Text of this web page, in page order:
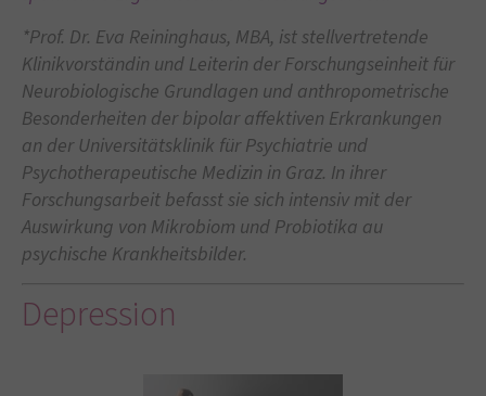
*Prof. Dr. Eva Reininghaus, MBA, ist stellvertretende
Klinikvorständin und Leiterin der Forschungseinheit für
Neurobiologische Grundlagen und anthropometrische
Besonderheiten der bipolar affektiven Erkrankungen
an der Universitätsklinik für Psychiatrie und
Psychotherapeutische Medizin in Graz. In ihrer
Forschungsarbeit befasst sie sich intensiv mit der
Auswirkung von Mikrobiom und Probiotika au
psychische Krankheitsbilder.
Depression